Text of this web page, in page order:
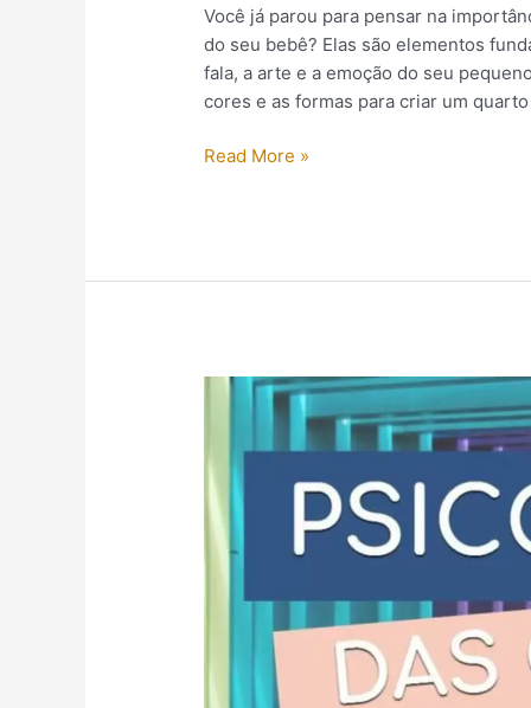
Você já parou para pensar na
do seu bebê? Elas são elementos
fala, a arte e a emoção do seu
cores e as formas para criar um
Read More »
Psicologia
Cores:
Transformando
Quarto